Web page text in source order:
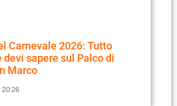
Carnevale 2026: Tutto
devi sapere sul Palco di
Marco
2026